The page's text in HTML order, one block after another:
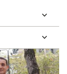
keyboard_arrow_down
keyboard_arrow_down